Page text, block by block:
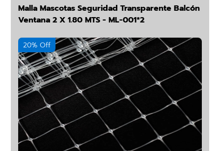
Malla Mascotas Seguridad Transparente Balcón
Ventana 2 X 1.80 MTS - ML-001*2
20% Off